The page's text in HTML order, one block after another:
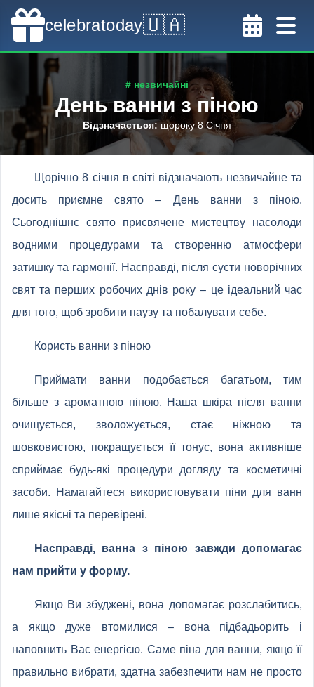
celebratoday🇺🇦
# незвичайні
День ванни з піною
Відзначається:щороку 8 Січня
Щорічно 8 січня в світі відзначають незвичайне та
досить приємне свято – День ванни з піною.
Сьогоднішнє свято присвячене мистецтву насолоди
водними процедурами та створенню атмосфери
затишку та гармонії. Насправді, після суєти новорічних
свят та перших робочих днів року – це ідеальний час
для того, щоб зробити паузу та побалувати себе.
Користь ванни з піною
Приймати ванни подобається багатьом, тим
більше з ароматною піною. Наша шкіра після ванни
очищується, зволожується, стає ніжною та
шовковистою, покращується її тонус, вона активніше
сприймає будь-які процедури догляду та косметичні
засоби. Намагайтеся використовувати піни для ванн
лише якісні та перевірені.
Насправді, ванна з піною завжди допомагає
нам прийти у форму.
Якщо Ви збуджені, вона допомагає розслабитись,
а якщо дуже втомилися – вона підбадьорить і
наповнить Вас енергією. Саме піна для ванни, якщо її
правильно вибрати, здатна забезпечити нам не просто